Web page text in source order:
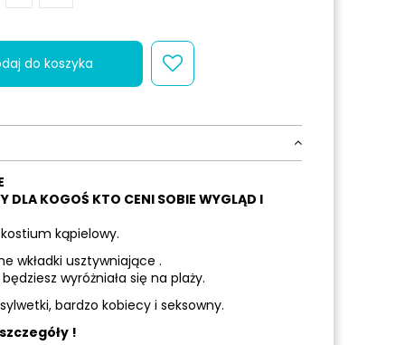
do koszyka
DLA KOGOŚ KTO CENI SOBIE WYGLĄD I
kąpielowy.
wkładki usztywniające .
wyróżniała się na plaży.
bardzo kobiecy i seksowny.
!